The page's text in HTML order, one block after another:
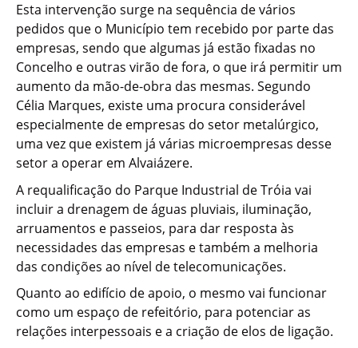
Esta intervenção surge na sequência de vários
pedidos que o Município tem recebido por parte das
empresas, sendo que algumas já estão fixadas no
Concelho e outras virão de fora, o que irá permitir um
aumento da mão-de-obra das mesmas. Segundo
Célia Marques, existe uma procura considerável
especialmente de empresas do setor metalúrgico,
uma vez que existem já várias microempresas desse
setor a operar em Alvaiázere.
A requalificação do Parque Industrial de Tróia vai
incluir a drenagem de águas pluviais, iluminação,
arruamentos e passeios, para dar resposta às
necessidades das empresas e também a melhoria
das condições ao nível de telecomunicações.
Quanto ao edifício de apoio, o mesmo vai funcionar
como um espaço de refeitório, para potenciar as
relações interpessoais e a criação de elos de ligação.